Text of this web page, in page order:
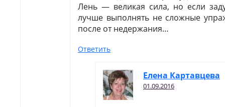
Лень — великая сила, но если
лучше выполнять не сложные
после от недержания…
Ответить
Елена Картавцева
01.09.2016